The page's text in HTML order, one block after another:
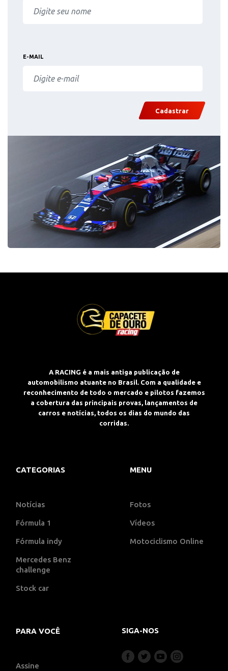
E-MAIL
Cadastrar
A RACING é a mais antiga publicação de
automobilismo atuante no Brasil. Com a qualidade e
reconhecimento de todo o mercado e pilotos fazemos
a cobertura das principais provas, lançamentos de
carros e notícias, todos os dias do mundo das
corridas.
CATEGORIAS
Notícias
Fórmula 1
Fórmula indy
Mercedes Benz
challenge
Stock car
MENU
Fotos
Vídeos
Motociclismo Online
PARA VOCÊ
Assine
SIGA-NOS